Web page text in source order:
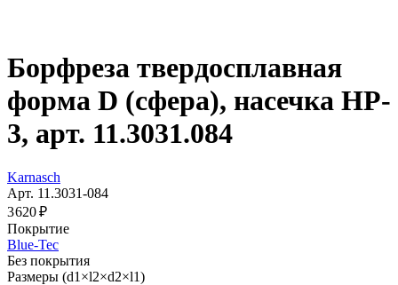
Борфреза твердосплавная
форма D (сфера), насечка HP-
3, арт. 11.3031.084
Karnasch
Арт. 11.3031-084
3 620 ₽
Покрытие
Blue-Tec
Без покрытия
Размеры (d1×l2×d2×l1)